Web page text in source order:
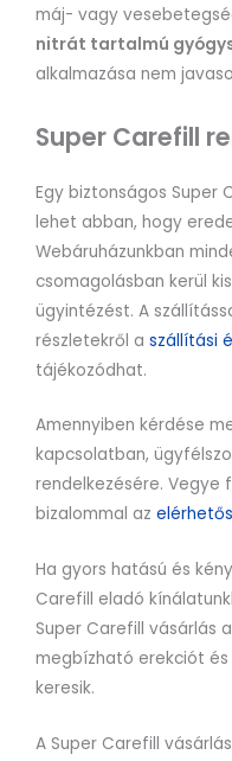
máj- vagy
nitrát tartalmú
alkalmazása nem
Super Carefill
Egy biztonságos Super
lehet abban, hogy
Webáruházunkban
csomagolásban kerül
ügyintézést. A
részletekről a szállítási
tájékozódhat.
Amennyiben kérdése
kapcsolatban,
rendelkezésére. Vegye
bizalommal az
Ha gyors hatású és
Carefill eladó
Super Carefill vásárlás
megbízható erekciót és
keresik.
A Super Carefill